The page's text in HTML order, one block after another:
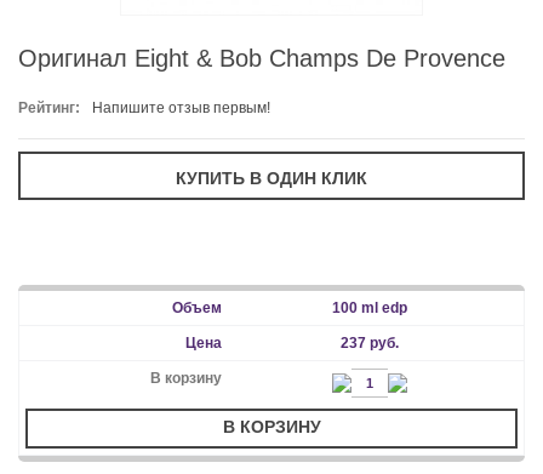
Оригинал Eight & Bob Champs De Provence
Рейтинг: Напишите отзыв первым!
100 ml edp
237 руб.
В КОРЗИНУ